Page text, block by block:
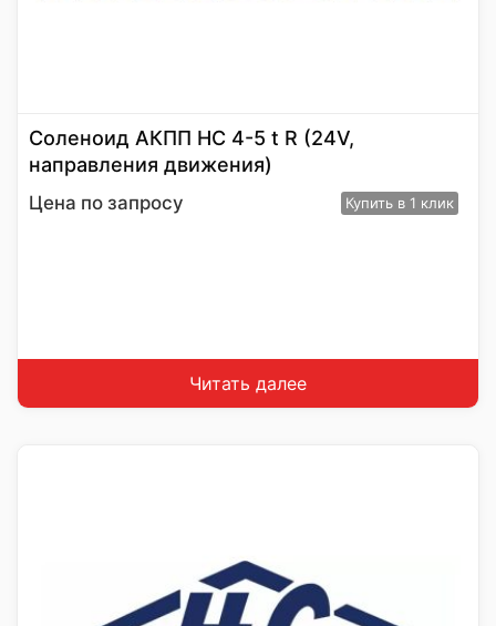
Соленоид АКПП HC 4-5 t R (24V,
направления движения)
Цена по запросу Купить в 1 клик
Читать далее